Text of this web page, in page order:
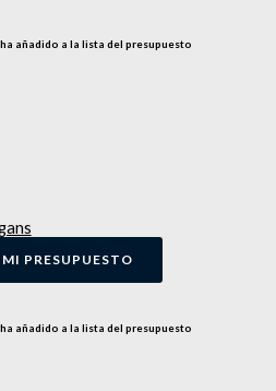
añadido a la lista del presupuesto
PRESUPUESTO
añadido a la lista del presupuesto